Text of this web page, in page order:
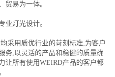
贸易为一体。
业灯光设计。
采用质优行业的苛刻标准,为客户
务,以灵活的产品和稳健的质量确
让所有使用WEIRD产品的客户都